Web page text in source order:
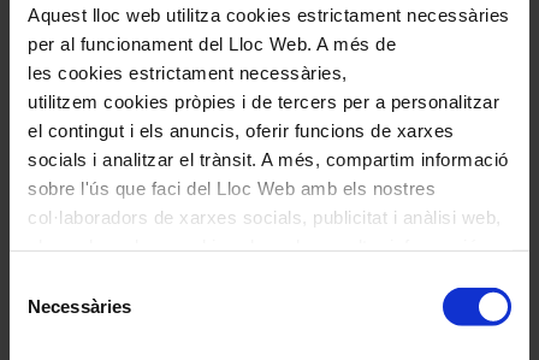
Aquest lloc web utilitza cookies estrictament necessàries
per al funcionament del Lloc Web. A més de
les cookies estrictament necessàries,
utilitzem cookies pròpies i de tercers per a personalitzar
el contingut i els anuncis, oferir funcions de xarxes
socials i analitzar el trànsit. A més, compartim informació
sobre l'ús que faci del Lloc Web amb els nostres
col·laboradors de xarxes socials, publicitat i anàlisi web,
de l'ús que hagi fet dels seus serveis. En el quadre
inferior pot “Permetre totes les cookies” o seleccionar el
Necessàries
música occidental. La seva profunda
espiritualitat, l’expressivitat musical i l’habilitat
compositiva fan d’aquesta obra un veritable
tresor de la música clàssica.
Marta Mathéu,